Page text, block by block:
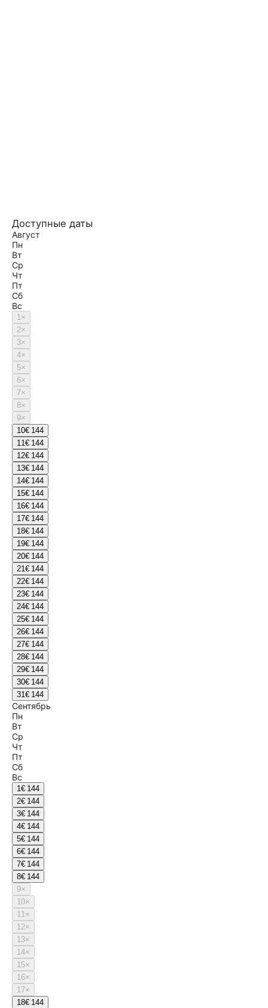
Доступные даты
Август
Пн
Вт
Ср
Чт
Пт
Сб
Вс
1×
2×
3×
4×
5×
6×
7×
8×
9×
10€ 144
11€ 144
12€ 144
13€ 144
14€ 144
15€ 144
16€ 144
17€ 144
18€ 144
19€ 144
20€ 144
21€ 144
22€ 144
23€ 144
24€ 144
25€ 144
26€ 144
27€ 144
28€ 144
29€ 144
30€ 144
31€ 144
Сентябрь
Пн
Вт
Ср
Чт
Пт
Сб
Вс
1€ 144
2€ 144
3€ 144
4€ 144
5€ 144
6€ 144
7€ 144
8€ 144
9×
10×
11×
12×
13×
14×
15×
16×
17×
18€ 144